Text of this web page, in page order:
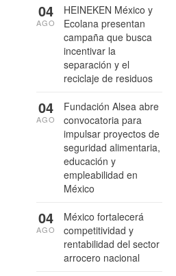
HEINEKEN México y
Ecolana presentan
campaña que busca
incentivar la
separación y el
reciclaje de residuos
04
AGO
Fundación Alsea abre
convocatoria para
impulsar proyectos de
seguridad alimentaria,
educación y
empleabilidad en
México
04
AGO
México fortalecerá
competitividad y
rentabilidad del sector
arrocero nacional
04
AGO